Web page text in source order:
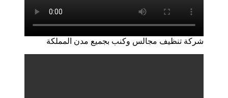
شركة تنظيف مجالس وكنب بجميع مدن المملكة